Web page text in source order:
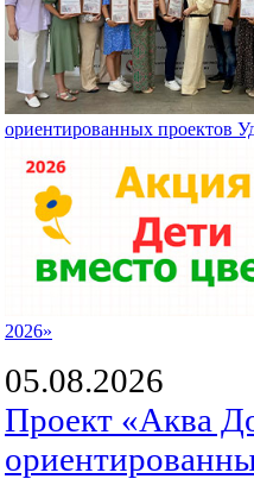
ориентированных проектов
2026»
05.08.2026
Проект «Аква